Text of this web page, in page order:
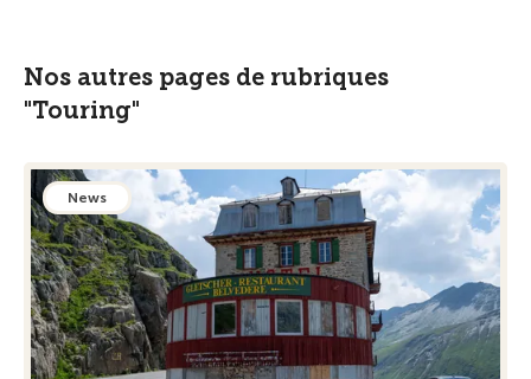
Nos autres pages de rubriques
"Touring"
News